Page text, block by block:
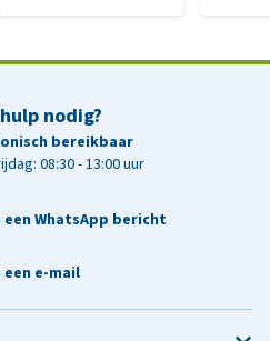
nodig?
bereikbaar
08:30 - 13:00 uur
WhatsApp bericht
e-mail